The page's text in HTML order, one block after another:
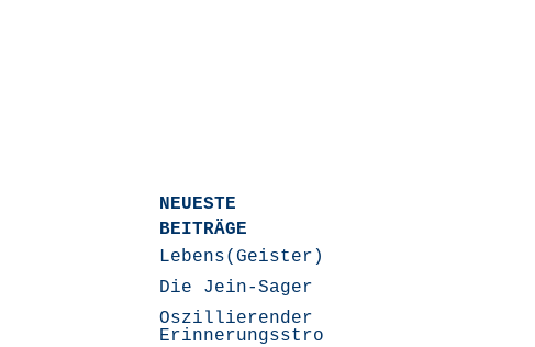
NEUESTE
BEITRÄGE
Lebens(Geister)Geschichten
Die Jein-Sager
Oszillierender
Erinnerungsstrom